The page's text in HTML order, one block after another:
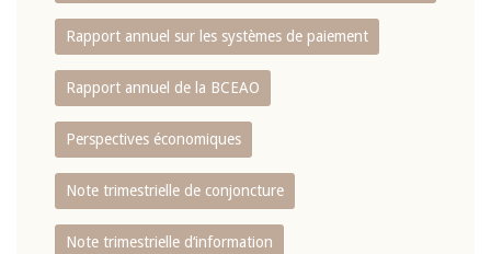
Rapport annuel sur les systèmes de paiement
Rapport annuel de la BCEAO
Perspectives économiques
Note trimestrielle de conjoncture
Note trimestrielle d‘information